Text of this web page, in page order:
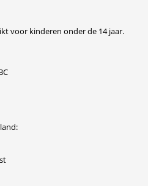
voor kinderen onder de 14 jaar.